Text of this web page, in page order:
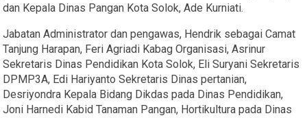
dan Kepala Dinas Pangan Kota Solok, Ade Kurniati.
Jabatan Administrator dan pengawas, Hendrik sebagai Camat
Tanjung Harapan, Feri Agriadi Kabag Organisasi, Asrinur
Sekretaris Dinas Pendidikan Kota Solok, Eli Suryani Sekretaris
DPMP3A, Edi Hariyanto Sekretaris Dinas pertanian,
Desriyondra Kepala Bidang Dikdas pada Dinas Pendidikan,
Joni Harnedi Kabid Tanaman Pangan, Hortikultura pada Dinas